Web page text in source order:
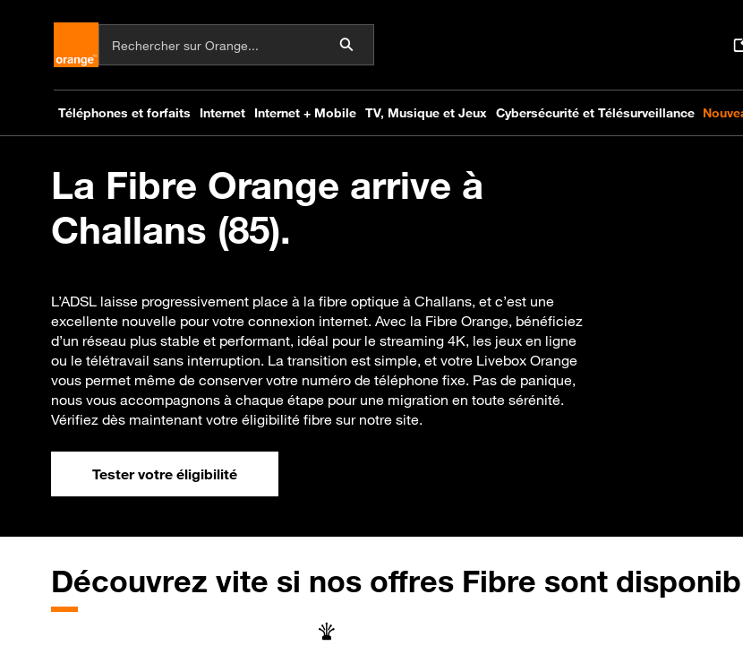
La Fibre Orange arrive à
Challans (85).
L’ADSL laisse progressivement place à la fibre optique à Challans, et c’est une
excellente nouvelle pour votre connexion internet. Avec la Fibre Orange, bénéficiez
d’un réseau plus stable et performant, idéal pour le streaming 4K, les jeux en ligne
ou le télétravail sans interruption. La transition est simple, et votre Livebox Orange
vous permet même de conserver votre numéro de téléphone fixe. Pas de panique,
nous vous accompagnons à chaque étape pour une migration en toute sérénité.
Vérifiez dès maintenant votre éligibilité fibre sur notre site.
Tester votre éligibilité
Découvrez vite si nos offres Fibre sont